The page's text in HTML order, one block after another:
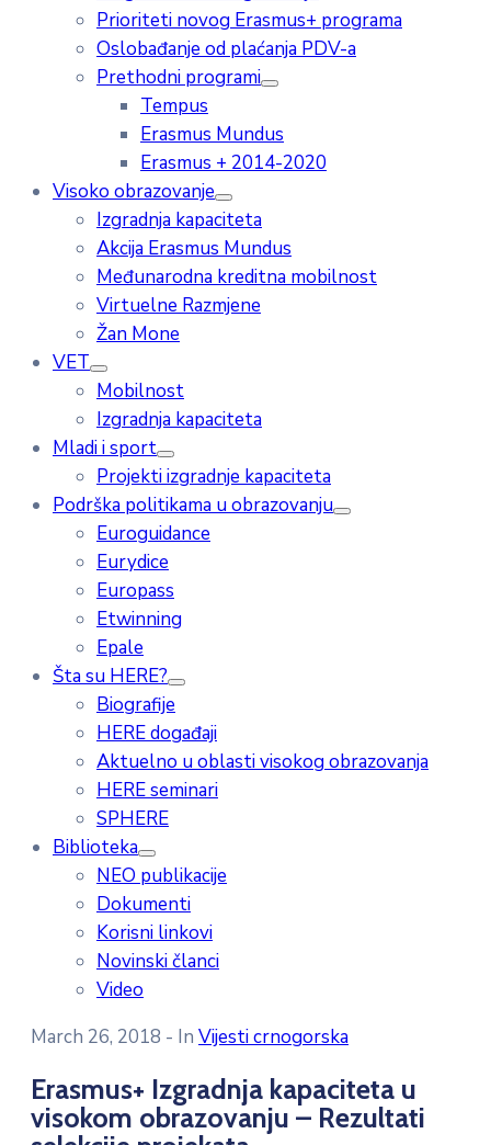
Prioriteti novog Erasmus+ programa
Oslobađanje od plaćanja PDV-a
Prethodni programi
Tempus
Erasmus Mundus
Erasmus + 2014-2020
Visoko obrazovanje
Izgradnja kapaciteta
Akcija Erasmus Mundus
Međunarodna kreditna mobilnost
Virtuelne Razmjene
Žan Mone
VET
Mobilnost
Izgradnja kapaciteta
Mladi i sport
Projekti izgradnje kapaciteta
Podrška politikama u obrazovanju
Euroguidance
Eurydice
Europass
Etwinning
Epale
Šta su HERE?
Biografije
HERE događaji
Aktuelno u oblasti visokog obrazovanja
HERE seminari
SPHERE
Biblioteka
NEO publikacije
Dokumenti
Korisni linkovi
Novinski članci
Video
March 26, 2018 - In Vijesti crnogorska
Erasmus+ Izgradnja kapaciteta u
visokom obrazovanju – Rezultati